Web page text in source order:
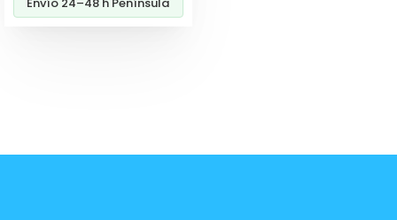
299,00€.243,90€.
Envío 24–48 h Península